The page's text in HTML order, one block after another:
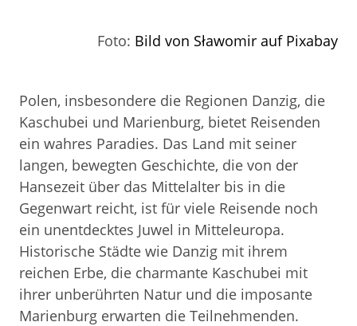
Foto: Bild von Sławomir auf Pixabay
Polen, insbesondere die Regionen Danzig, die
Kaschubei und Marienburg, bietet Reisenden
ein wahres Paradies. Das Land mit seiner
langen, bewegten Geschichte, die von der
Hansezeit über das Mittelalter bis in die
Gegenwart reicht, ist für viele Reisende noch
ein unentdecktes Juwel in Mitteleuropa.
Historische Städte wie Danzig mit ihrem
reichen Erbe, die charmante Kaschubei mit
ihrer unberührten Natur und die imposante
Marienburg erwarten die Teilnehmenden.